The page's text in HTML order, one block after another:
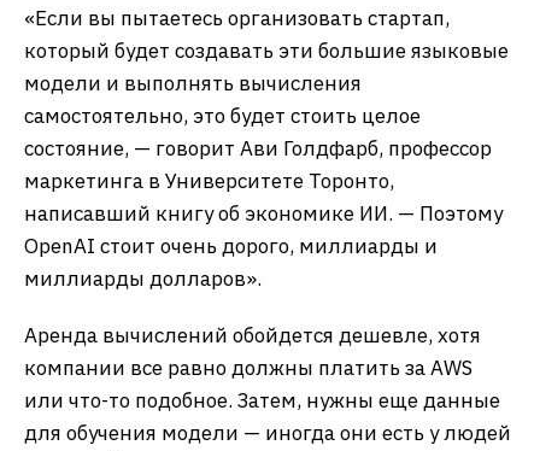
«Если вы пытаетесь организовать стартап,
который будет создавать эти большие языковые
модели и выполнять вычисления
самостоятельно, это будет стоить целое
состояние, — говорит Ави Голдфарб, профессор
маркетинга в Университете Торонто,
написавший книгу об экономике ИИ. — Поэтому
OpenAI стоит очень дорого, миллиарды и
миллиарды долларов».
Аренда вычислений обойдется дешевле, хотя
компании все равно должны платить за AWS
или что-то подобное. Затем, нужны еще данные
для обучения модели — иногда они есть у людей